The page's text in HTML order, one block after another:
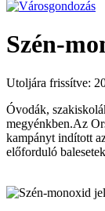
Szén-
Utoljára frissítve:
Óvodák,
megyénkben.Az
kampányt indított
előforduló